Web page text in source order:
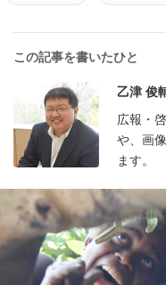
この記事を書いたひと
乙津 俊
広報・
や、画
ます。